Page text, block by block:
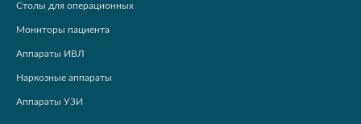
Столы для операционных
Мониторы пациента
Аппараты ИВЛ
Наркозные аппараты
Аппараты УЗИ